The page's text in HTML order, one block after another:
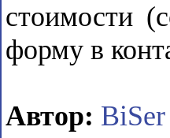
стоимости
форму в
Автор: BiSer